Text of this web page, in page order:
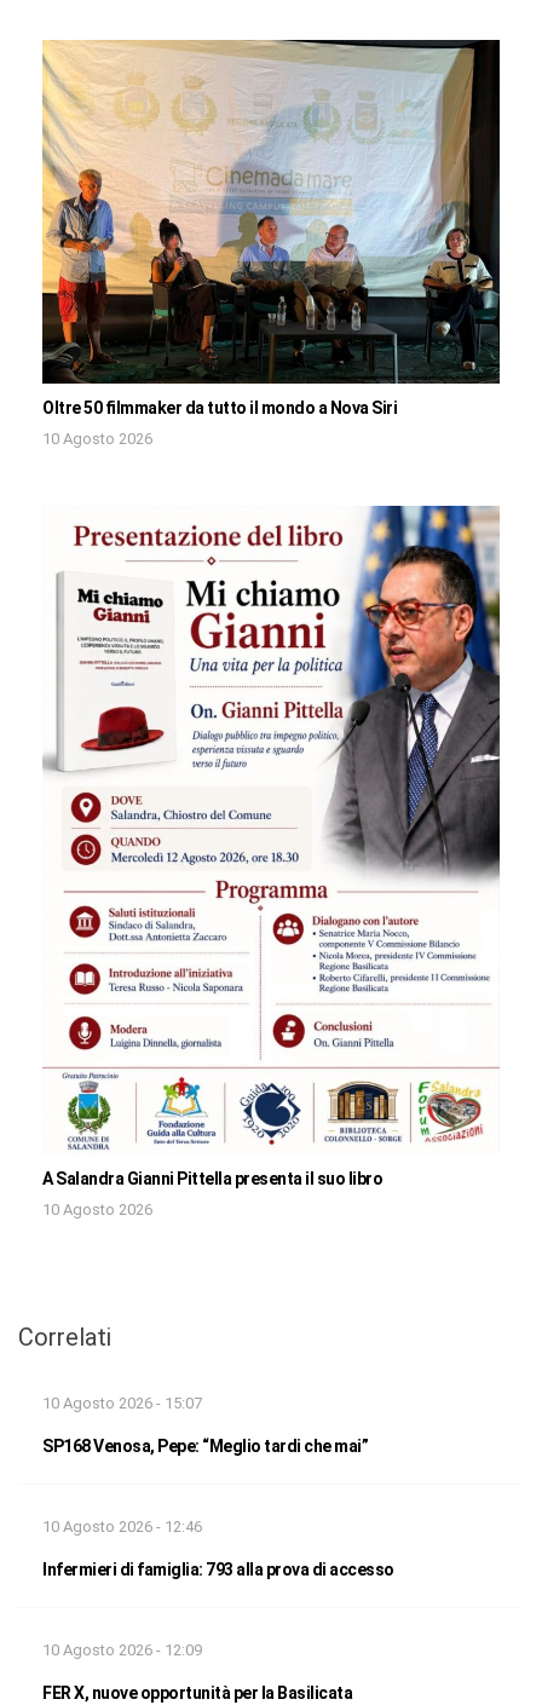
Oltre 50 filmmaker da tutto il mondo a Nova Siri
10 Agosto 2026
A Salandra Gianni Pittella presenta il suo libro
10 Agosto 2026
Correlati
10 Agosto 2026 - 15:07
SP168 Venosa, Pepe: “Meglio tardi che mai”
10 Agosto 2026 - 12:46
Infermieri di famiglia: 793 alla prova di accesso
10 Agosto 2026 - 12:09
FER X, nuove opportunità per la Basilicata